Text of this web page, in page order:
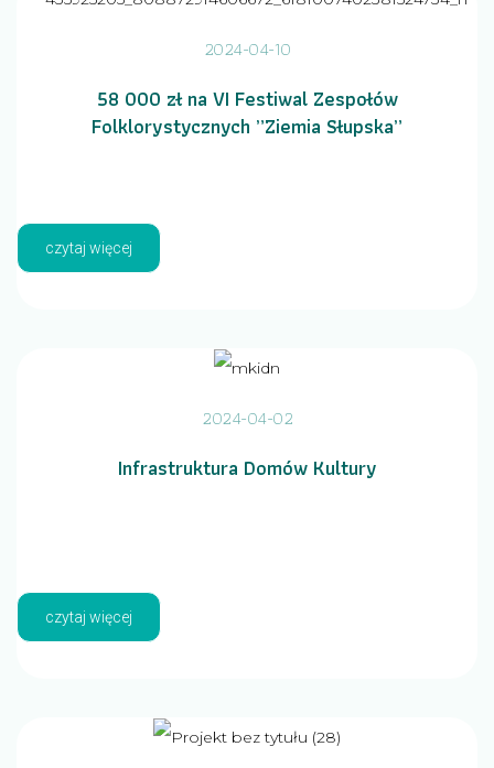
2024-04-10
58 000 zł na VI Festiwal Zespołów
Folklorystycznych „Ziemia Słupska”
czytaj więcej
2024-04-02
Infrastruktura Domów Kultury
czytaj więcej